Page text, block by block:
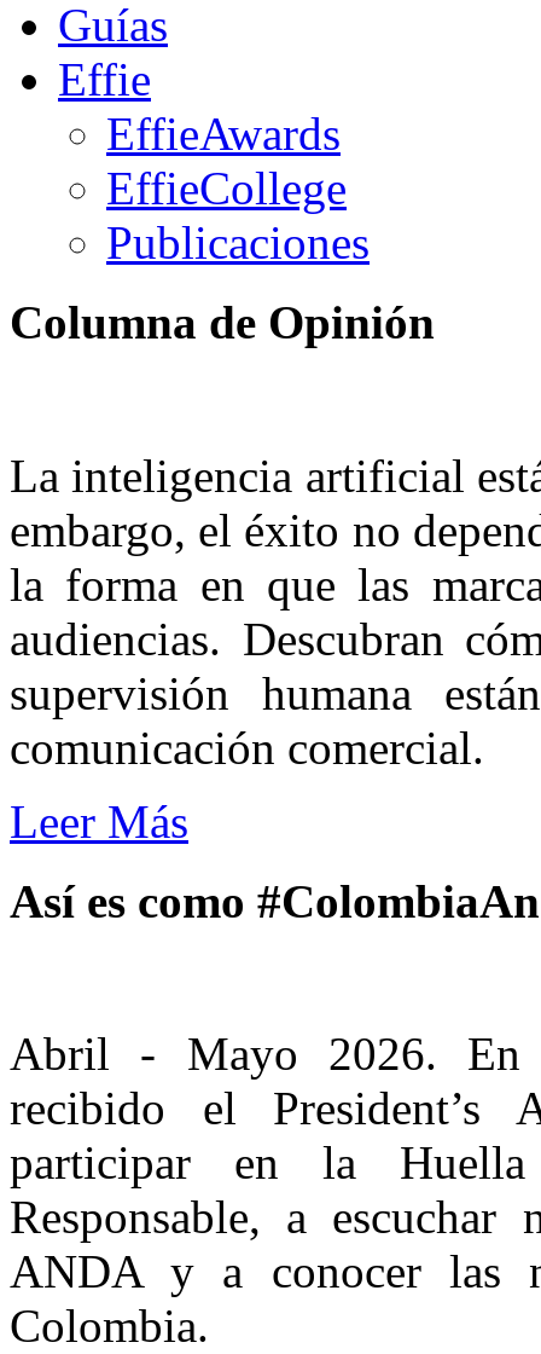
Guías
Effie
EffieAwards
EffieCollege
Publicaciones
Columna de Opinión
La inteligencia artificial
embargo, el éxito no
la forma en que las
audiencias. Descubran
supervisión humana
comunicación comercial.
Leer Más
Así es como
Abril - Mayo 2026. En
recibido el President’s
participar en la Huella
Responsable, a escuchar
ANDA y a conocer las
Colombia.